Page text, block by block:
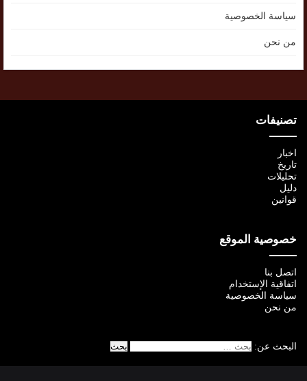
سياسة الخصوصية
من نحن
تصنيفات
اخبار
تاريخ
تحليلات
دليل
قوانين
خصوصية الموقع
اتصل بنا
اتفاقية الإستخدام
سياسة الخصوصية
من نحن
البحث عن: